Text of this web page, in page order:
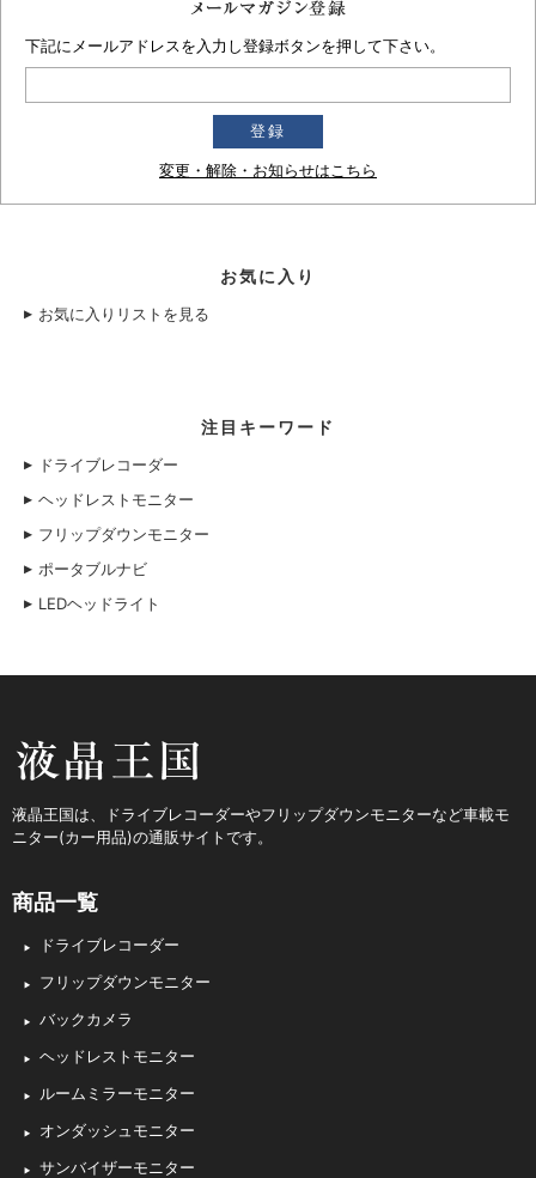
下記にメールアドレスを入力し登録ボタンを押して下さい。
変更・解除・お知らせはこちら
お気に入り
お気に入りリストを見る
注目キーワード
ドライブレコーダー
ヘッドレストモニター
フリップダウンモニター
ポータブルナビ
LEDヘッドライト
液晶王国は、ドライブレコーダーやフリップダウンモニターなど車載モ
ニター(カー用品)の通販サイトです。
商品一覧
ドライブレコーダー
フリップダウンモニター
バックカメラ
ヘッドレストモニター
ルームミラーモニター
オンダッシュモニター
サンバイザーモニター